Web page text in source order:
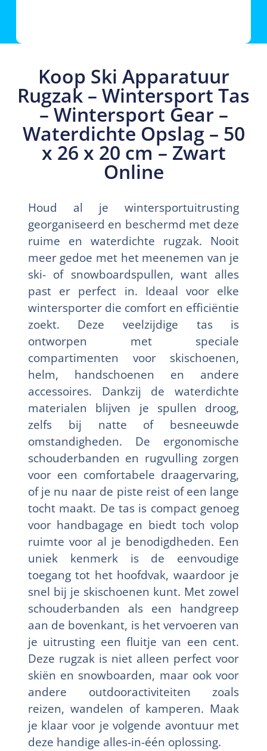
Koop Ski Apparatuur
Rugzak – Wintersport Tas
– Wintersport Gear –
Waterdichte Opslag – 50
x 26 x 20 cm – Zwart
Online
Houd al je wintersportuitrusting
georganiseerd en beschermd met deze
ruime en waterdichte rugzak. Nooit
meer gedoe met het meenemen van je
ski- of snowboardspullen, want alles
past er perfect in. Ideaal voor elke
wintersporter die comfort en efficiëntie
zoekt. Deze veelzijdige tas is
ontworpen met speciale
compartimenten voor skischoenen,
helm, handschoenen en andere
accessoires. Dankzij de waterdichte
materialen blijven je spullen droog,
zelfs bij natte of besneeuwde
omstandigheden. De ergonomische
schouderbanden en rugvulling zorgen
voor een comfortabele draagervaring,
of je nu naar de piste reist of een lange
tocht maakt. De tas is compact genoeg
voor handbagage en biedt toch volop
ruimte voor al je benodigdheden. Een
uniek kenmerk is de eenvoudige
toegang tot het hoofdvak, waardoor je
snel bij je skischoenen kunt. Met zowel
schouderbanden als een handgreep
aan de bovenkant, is het vervoeren van
je uitrusting een fluitje van een cent.
Deze rugzak is niet alleen perfect voor
skiën en snowboarden, maar ook voor
andere outdooractiviteiten zoals
reizen, wandelen of kamperen. Maak
je klaar voor je volgende avontuur met
deze handige alles-in-één oplossing.